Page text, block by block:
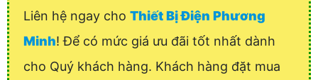
Liên hệ ngay cho Thiết Bị Điện Phương
Minh! Để có mức giá ưu đãi tốt nhất dành
cho Quý khách hàng. Khách hàng đặt mua